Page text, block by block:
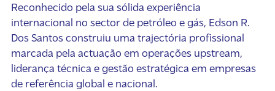
Reconhecido pela sua sólida experiência
internacional no sector de petróleo e gás, Edson R.
Dos Santos construiu uma trajectória profissional
marcada pela actuação em operações upstream,
liderança técnica e gestão estratégica em empresas
de referência global e nacional.